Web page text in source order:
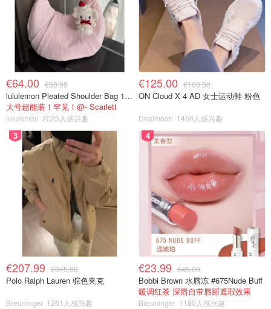
€64.00 €88.00
lululemon Pleated Shoulder Bag 10L 单肩包
大号超能装！罕见！@- Scarlett
lululemon 2025人感兴趣
€125.00 €160.00
ON Cloud X 4 AD 女士运动鞋 粉色
Dealmoon 1466人感兴趣
3
€207.99 €375.00
Polo Ralph Lauren 驼色夹克
Breuninger 1261人感兴趣
4
€23.99 €45.00
Bobbi Brown 水唇冻 #675Nude Buff
暖调红茶 深唇自带唇部遮瑕效果
Breuninger 1180人感兴趣